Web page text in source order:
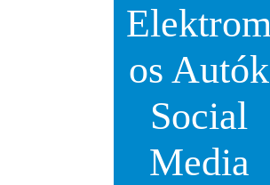
Elektrom
os Autók
Social
Media